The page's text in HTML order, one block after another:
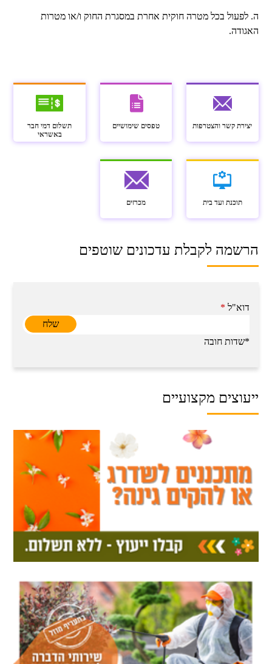
ה. לפעול בכל מטרה חוקית אחרת במסגרת החוק ו/או מטרות
האגודה.
יצירת קשר והצטרפות טפסים שימושיים
תשלום דמי חבר
באשראי
תוכנת ועד בית מכרזים
הרשמה לקבלת עדכונים שוטפים
דוא"ל *
*שדות חובה
ייעוצים מקצועיים